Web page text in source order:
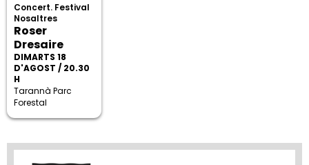
Concert. Festival
Nosaltres
Roser
Dresaire
DIMARTS 18
D'AGOST / 20.30
H
Tarannà Parc
Forestal